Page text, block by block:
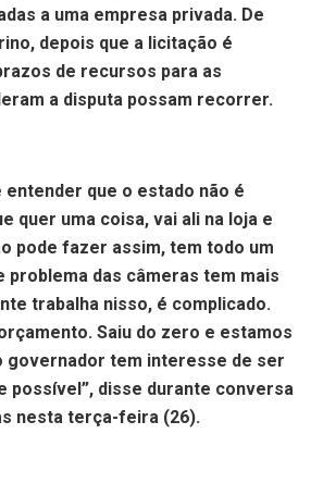
a uma empresa privada. De
depois que a licitação é
de recursos para as
a disputa possam recorrer.
entender que o estado não é
quer uma coisa, vai ali na loja e
pode fazer assim, tem todo um
problema das câmeras tem mais
trabalha nisso, é complicado.
Saiu do zero e estamos
governador tem interesse de ser
possível”, disse durante conversa
nesta terça-feira (26).